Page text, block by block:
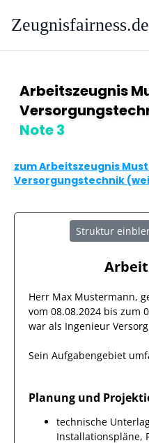
Zeugnisfairness.de
Arbeitszeugnis
Note 3
zum Arbeitszeugnis
Versorgungstechnik
Struktur
Herr Max Mustermann,
vom 08.08.2024 bis zum
war als Ingenieur
Sein Aufgabengebiet
Planung und
technische
Installationspläne,